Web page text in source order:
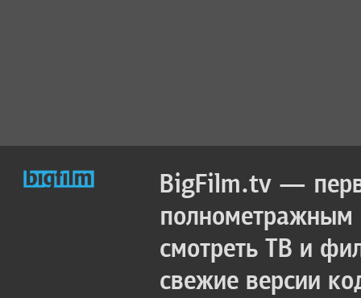
BigFilm.tv —
полнометражным
смотреть ТВ и
свежие версии